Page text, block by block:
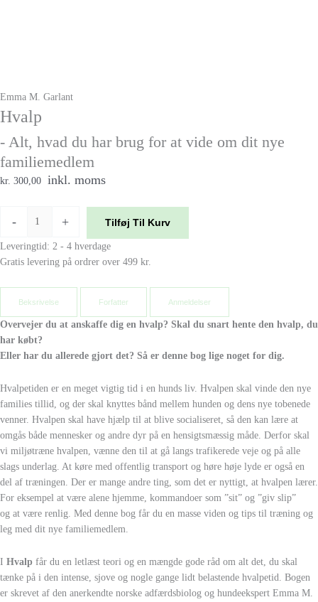
Emma M. Garlant
Hvalp
- Alt, hvad du har brug for at vide om dit nye
familiemedlem
kr. 300,00 inkl. moms
- + Tilføj Til Kurv
Leveringtid: 2 - 4 hverdage
Gratis levering på ordrer over 499 kr.
Beksrivelse Forfatter Anmeldelser
Overvejer du at anskaffe dig en hvalp? Skal du snart hente den hvalp, du
har købt?
Eller har du allerede gjort det? Så er denne bog lige noget for dig.
Hvalpetiden er en meget vigtig tid i en hunds liv. Hvalpen skal vinde den nye
families tillid, og der skal knyttes bånd mellem hunden og dens nye tobenede
venner. Hvalpen skal have hjælp til at blive socialiseret, så den kan lære at
omgås både mennesker og andre dyr på en hensigtsmæssig måde. Derfor skal
vi miljøtræne hvalpen, vænne den til at gå langs trafikerede veje og på alle
slags underlag. At køre med offentlig transport og høre høje lyde er også en
del af træningen. Der er mange andre ting, som det er nyttigt, at hvalpen lærer.
For eksempel at være alene hjemme, kommandoer som ”sit” og ”giv slip”
og at være renlig. Med denne bog får du en masse viden og tips til træning og
leg med dit nye familiemedlem.
I Hvalp får du en letlæst teori og en mængde gode råd om alt det, du skal
tænke på i den intense, sjove og nogle gange lidt belastende hvalpetid. Bogen
er skrevet af den anerkendte norske adfærdsbiolog og hundeekspert Emma M.